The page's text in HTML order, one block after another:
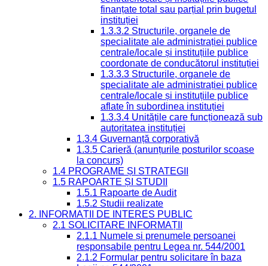
finanțate total sau parțial prin bugetul
instituției
1.3.3.2 Structurile, organele de
specialitate ale administrației publice
centrale/locale și instituțiile publice
coordonate de conducătorul instituției
1.3.3.3 Structurile, organele de
specialitate ale administrației publice
centrale/locale și instituțiile publice
aflate în subordinea instituției
1.3.3.4 Unitățile care funcționează sub
autoritatea instituției
1.3.4 Guvernanță corporativă
1.3.5 Carieră (anunțurile posturilor scoase
la concurs)
1.4 PROGRAME ȘI STRATEGII
1.5 RAPOARTE ȘI STUDII
1.5.1 Rapoarte de Audit
1.5.2 Studii realizate
2. INFORMAȚII DE INTERES PUBLIC
2.1 SOLICITARE INFORMAȚII
2.1.1 Numele și prenumele persoanei
responsabile pentru Legea nr. 544/2001
2.1.2 Formular pentru solicitare în baza